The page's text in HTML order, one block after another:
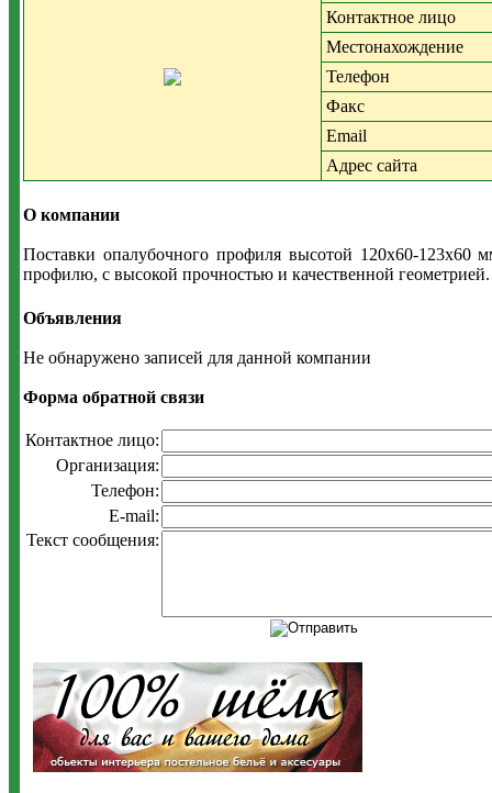
Контактное лицо
Местонахождение
Телефон
Факс
Email
Адрес сайта
О компании
Поставки опалубочного профиля высотой 120х60-123х60
профилю, с высокой прочностью и качественной
Объявления
Не обнаружено записей для данной компании
Форма обратной связи
Контактное лицо:
Организация:
Телефон:
E-mail:
Текст сообщения: